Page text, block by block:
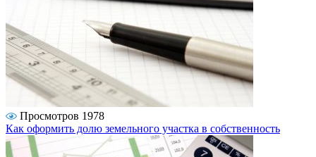
Просмотров 1978
Как оформить долю земельного участка в собственность